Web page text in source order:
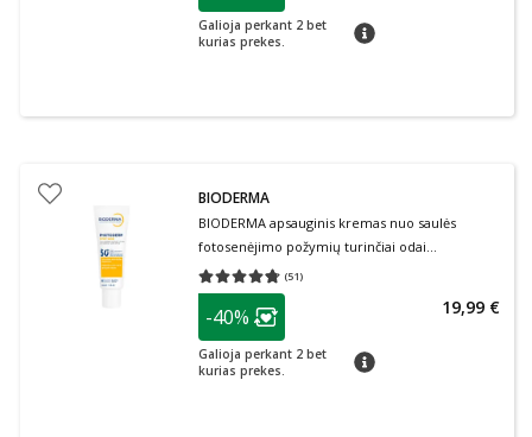
Galioja perkant 2 bet
kurias prekes.
patarimas
BIODERMA
BIODERMA apsauginis kremas nuo saulės
fotosenėjimo požymių turinčiai odai
PHOTODERM SPOT-AGE SPF50+, 40 ml
(51)
Vidutinis įvertinimas 4.71
patarimas
Lojalumo klubo narių nuolaida
-40%
Galioja perkant 2 bet
kurias prekes.
patarimas
19,99 €